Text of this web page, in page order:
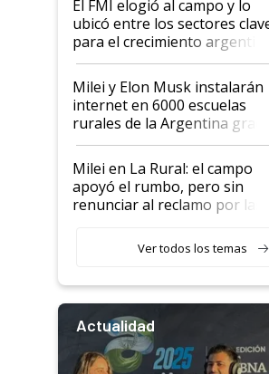
El FMI elogió al campo y lo
ubicó entre los sectores
para el crecimiento argentino
Milei y Elon Musk instalarán
internet en 6000 escuelas
rurales de la Argentina
a un acuerdo con Starlink
Milei en La Rural: el campo
apoyó el rumbo, pero sin
renunciar al reclamo por las
Ver todos los temas
Actualidad